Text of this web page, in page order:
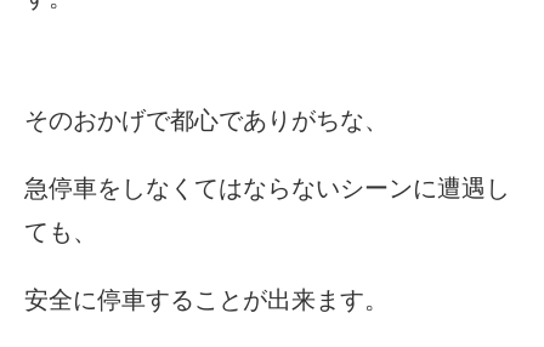
そのおかげで都心でありがちな、
急停車をしなくてはならないシーンに遭遇し
ても、
安全に停車することが出来ます。